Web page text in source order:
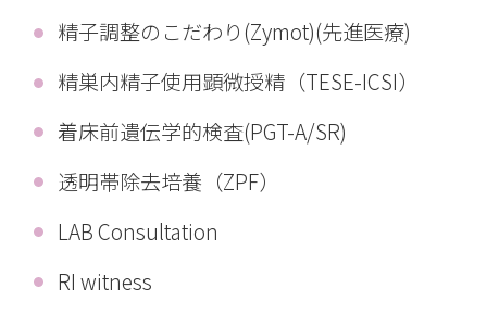
精子調整のこだわり(Zymot)(先進医療)
精巣内精子使用顕微授精（TESE-ICSI）
着床前遺伝学的検査(PGT-A/SR)
透明帯除去培養（ZPF）
LAB Consultation
RI witness